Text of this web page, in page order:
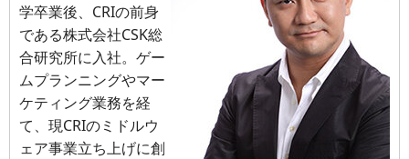
学卒業後、CRIの前身
である株式会社CSK総
合研究所に入社。ゲー
ムプランニングやマー
ケティング業務を経
て、現CRIのミドルウ
ェア事業立ち上げに創